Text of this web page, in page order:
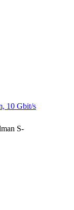
10 Gbit/s
S-